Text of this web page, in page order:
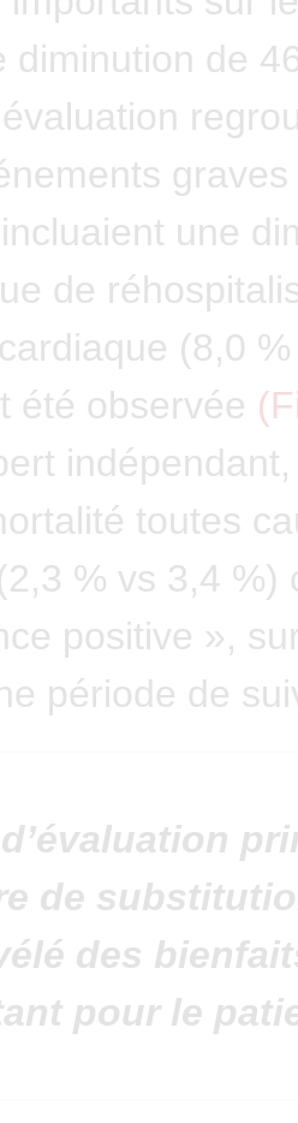
diminution de
une
de
(8,0
été observée
toutes
% vs 3,4 %)
positive »,
période de
de
des
pour le